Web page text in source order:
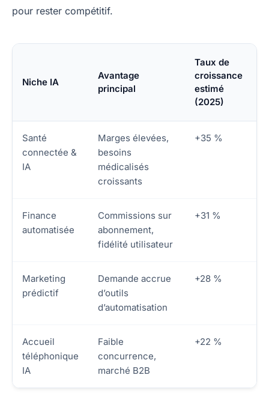
pour rester compétitif.
Niche IA
Avantage
principal
Taux de
croissance
estimé
(2025)
Santé
connectée &
IA
Marges élevées,
besoins
médicalisés
croissants
+35 %
Finance
automatisée
Commissions sur
abonnement,
fidélité utilisateur
+31 %
Marketing
prédictif
Demande accrue
d’outils
d’automatisation
+28 %
Accueil
téléphonique
IA
Faible
concurrence,
marché B2B
+22 %